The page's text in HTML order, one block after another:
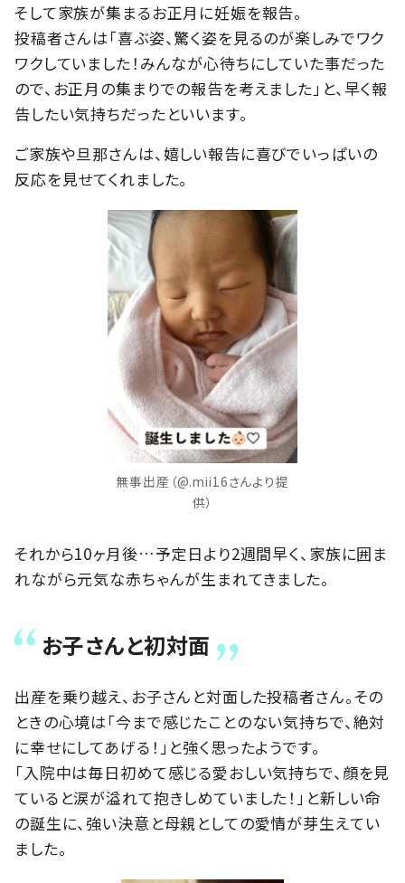
そして家族が集まるお正月に妊娠を報告。
投稿者さんは「喜ぶ姿、驚く姿を見るのが楽しみでワク
ワクしていました！みんなが心待ちにしていた事だった
ので、お正月の集まりでの報告を考えました」と、早く報
告したい気持ちだったといいます。
ご家族や旦那さんは、嬉しい報告に喜びでいっぱいの
反応を見せてくれました。
無事出産（@.mii16さんより提
供）
それから10ヶ月後…予定日より2週間早く、家族に囲ま
れながら元気な赤ちゃんが生まれてきました。
お子さんと初対面
出産を乗り越え、お子さんと対面した投稿者さん。その
ときの心境は「今まで感じたことのない気持ちで、絶対
に幸せにしてあげる！」と強く思ったようです。
「入院中は毎日初めて感じる愛おしい気持ちで、顔を見
ていると涙が溢れて抱きしめていました！」と新しい命
の誕生に、強い決意と母親としての愛情が芽生えてい
ました。